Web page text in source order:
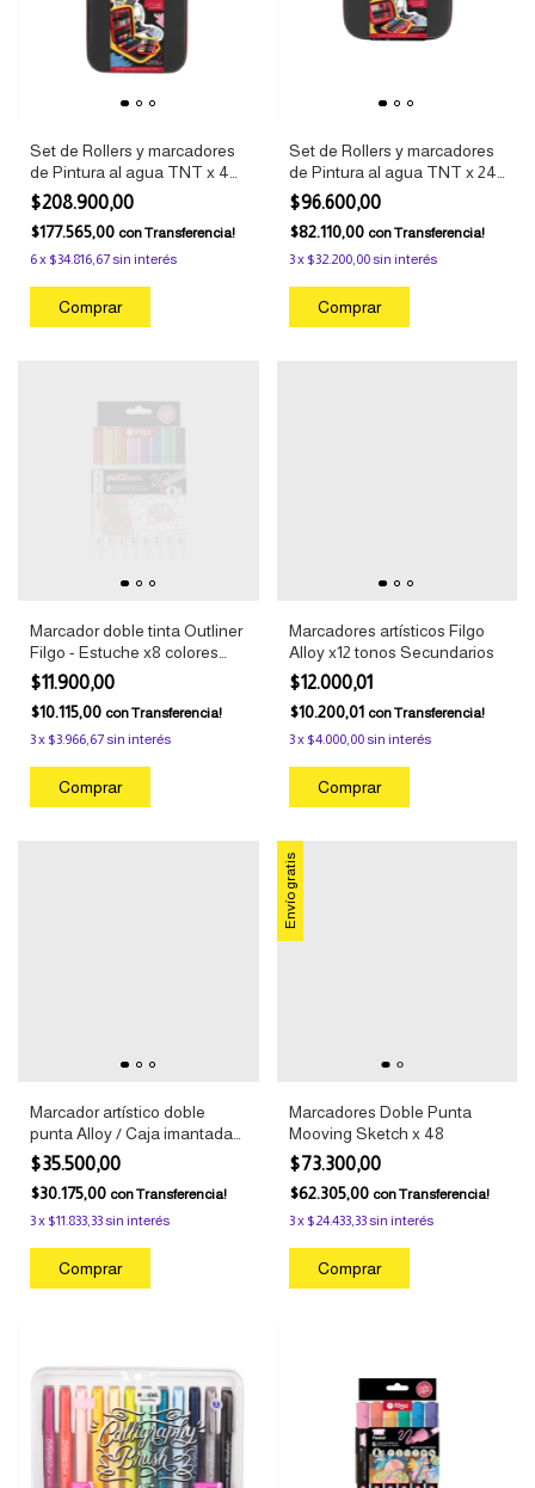
Set de Rollers y marcadores
de Pintura al agua TNT x 48
Filgo
$208.900,00
$177.565,00 conTransferencia!
6x $34.816,67sin interés
Set de Rollers y marcadores
de Pintura al agua TNT x 24
Filgo
$96.600,00
$82.110,00 conTransferencia!
3x $32.200,00sin interés
Marcador doble tinta Outliner
Filgo - Estuche x8 colores
surtidos
$11.900,00
$10.115,00 conTransferencia!
3x $3.966,67sin interés
Marcadores artísticos Filgo
Alloy x12 tonos Secundarios
$12.000,01
$10.200,01 conTransferencia!
3x $4.000,00sin interés
Marcador artístico doble
punta Alloy / Caja imantada
x24 colores
$35.500,00
$30.175,00 conTransferencia!
3x $11.833,33sin interés
Envío gratis
Marcadores Doble Punta
Mooving Sketch x 48
$73.300,00
$62.305,00 conTransferencia!
3x $24.433,33sin interés